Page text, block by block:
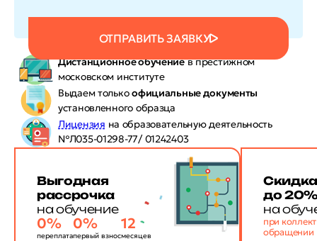
ОТПРАВИТЬ ЗАЯВКУ
Дистанционное обучениев престижном
московском институте
Выдаем толькоофициальные документы
установленного образца
Лицензия на образовательную деятельность
№Л035-01298-77/ 01242403
Выгодная
рассрочка
на обучение
0%
переплата
0%
первый взнос
12
месяцев
до
на
при
обращении